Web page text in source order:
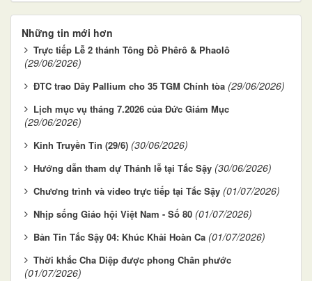
Những tin mới hơn
Trực tiếp Lễ 2 thánh Tông Đồ Phêrô & Phaolô
(29/06/2026)
ĐTC trao Dây Pallium cho 35 TGM Chính tòa (29/06/2026)
Lịch mục vụ tháng 7.2026 của Đức Giám Mục
(29/06/2026)
Kinh Truyền Tin (29/6) (30/06/2026)
Hướng dẫn tham dự Thánh lễ tại Tắc Sậy (30/06/2026)
Chương trình và video trực tiếp tại Tắc Sậy (01/07/2026)
Nhịp sống Giáo hội Việt Nam - Số 80 (01/07/2026)
Bản Tin Tắc Sậy 04: Khúc Khải Hoàn Ca (01/07/2026)
Thời khắc Cha Diệp được phong Chân phước
(01/07/2026)